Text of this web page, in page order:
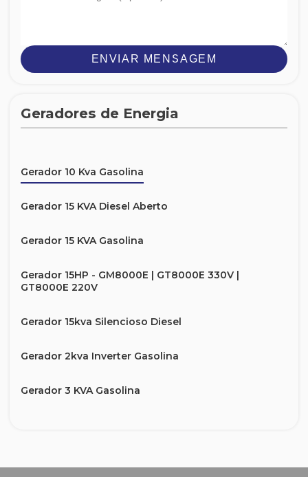
ENVIAR MENSAGEM
Geradores de Energia
Gerador 10 Kva Gasolina
Gerador 15 KVA Diesel Aberto
Gerador 15 KVA Gasolina
Gerador 15HP - GM8000E | GT8000E 330V |
GT8000E 220V
Gerador 15kva Silencioso Diesel
Gerador 2kva Inverter Gasolina
Gerador 3 KVA Gasolina